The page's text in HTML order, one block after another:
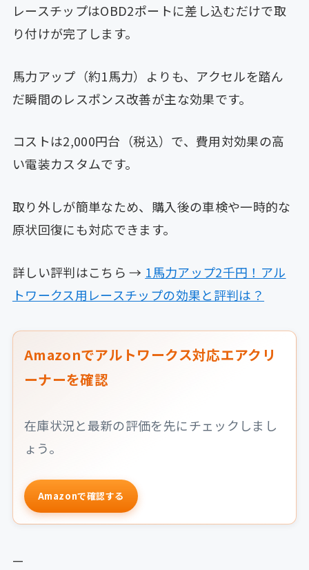
レースチップはOBD2ポートに差し込むだけで取
り付けが完了します。
馬力アップ（約1馬力）よりも、アクセルを踏ん
だ瞬間のレスポンス改善が主な効果です。
コストは2,000円台（税込）で、費用対効果の高
い電装カスタムです。
取り外しが簡単なため、購入後の車検や一時的な
原状回復にも対応できます。
詳しい評判はこちら → 1馬力アップ2千円！アル
トワークス用レースチップの効果と評判は？
Amazonでアルトワークス対応エアクリ
ーナーを確認
在庫状況と最新の評価を先にチェックしまし
ょう。
Amazonで確認する
—